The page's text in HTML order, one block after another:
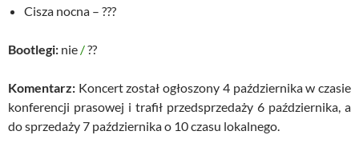
Cisza nocna – ???
Bootlegi: nie /??
Komentarz: Koncert został ogłoszony 4 października w czasie
konferencji prasowej i trafił przedsprzedaży 6 października, a
do sprzedaży 7 października o 10 czasu lokalnego.